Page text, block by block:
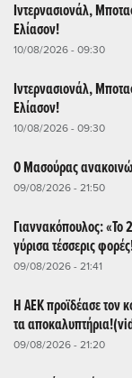
Ιντερνασιονάλ,
Ελίασον!
10/08/2026 - 09:30
Ιντερνασιονάλ,
Ελίασον!
10/08/2026 - 09:30
O Μασούρας
09/08/2026 - 21:50
Γιαννακόπουλος:
γύρισα τέσσερις
09/08/2026 - 21:41
Η ΑΕΚ προϊδέασε τον
τα
09/08/2026 - 21:20